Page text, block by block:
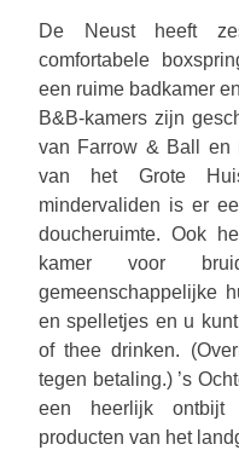
De Neust heeft
comfortabele
een ruime badkamer
B&B-kamers zijn
van Farrow & Ball en
van het Grote
mindervaliden is er
doucheruimte. Ook
kamer voor
gemeenschappelijke
en spelletjes en u
of thee drinken.
tegen betaling.) ’s
een heerlijk ontbijt
producten van het